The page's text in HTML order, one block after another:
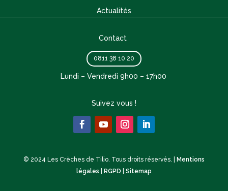
Actualités
Contact
0811 38 10 20
Lundi – Vendredi 9h00 – 17h00
Suivez vous !
© 2024 Les Crèches de Tilio. Tous droits réservés. | Mentions
légales
RGPD Sitemap